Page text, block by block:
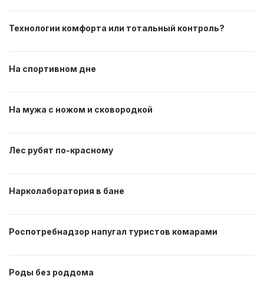
Технологии комфорта или тотальный контроль?
На спортивном дне
На мужа с ножом и сковородкой
Лес рубят по-красному
Нарколаборатория в бане
Роспотребнадзор напугал туристов комарами
Роды без роддома